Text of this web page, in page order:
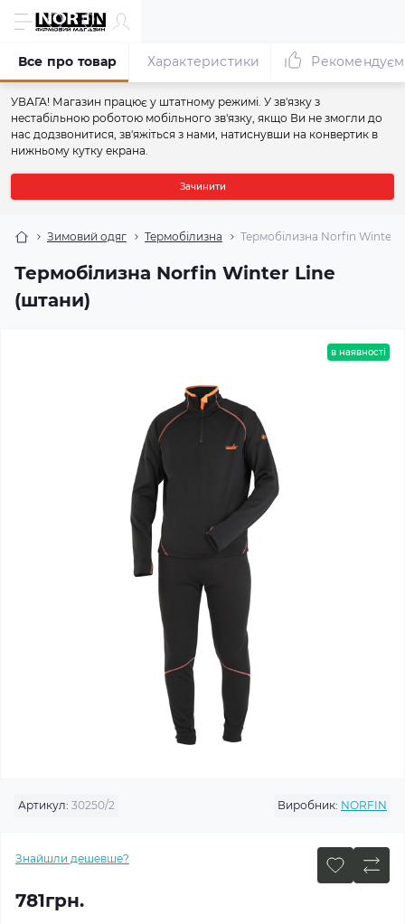
УВАГА! Магазин працює у штатному режимі. У зв'язку з
нестабільною роботою мобільного зв'язку, якщо Ви не змогли до
нас додзвонитися, зв'яжіться з нами, натиснувши на конвертик в
нижньому кутку екрана.
Зачинити
Зимовий одяг Термобілизна Термобілизна Norfin Winter
Термобілизна Norfin Winter Line
(штани)
Все про товар Характеристики
в наявності
Артикул: 30250/2 Виробник: NORFIN
Знайшли дешевше?
781грн.